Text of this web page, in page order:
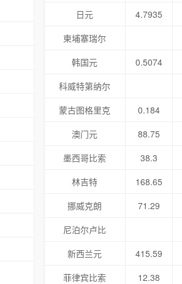
日元
4.7935
柬埔寨瑞尔
韩国元
0.5074
科威特第纳尔
蒙古图格里克
0.184
澳门元
88.75
墨西哥比索
38.3
林吉特
168.65
挪威克朗
71.29
尼泊尔卢比
新西兰元
415.59
菲律宾比索
12.38